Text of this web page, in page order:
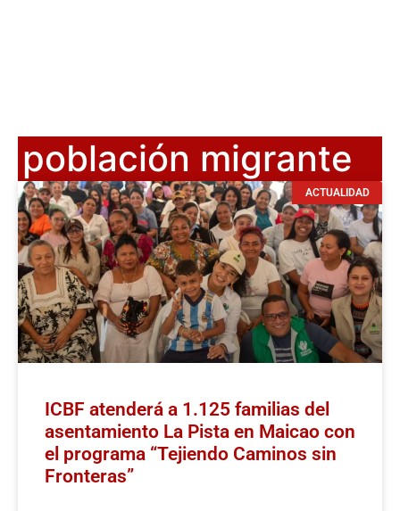
población migrante
ACTUALIDAD
ICBF atenderá a 1.125 familias del
asentamiento La Pista en Maicao con
el programa “Tejiendo Caminos sin
Fronteras”